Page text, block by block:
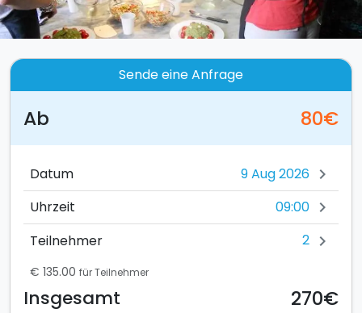
Sende eine Anfrage
Ab 80€
Datum chevron_right
Uhrzeit 09:00 chevron_right
Teilnehmer 2 chevron_right
€ 135.00 für Teilnehmer
Insgesamt 270€